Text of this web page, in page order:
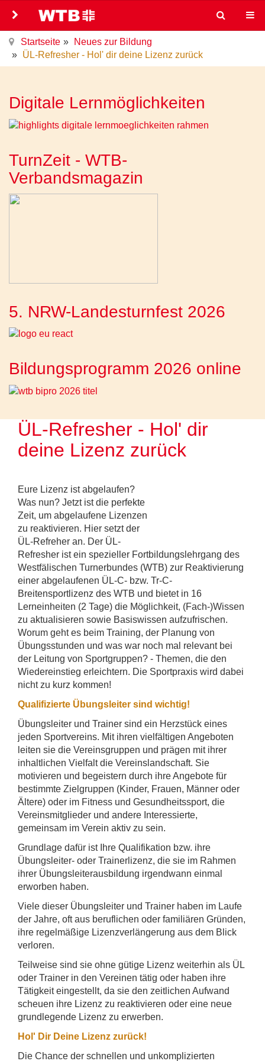
Startseite
Neues zur Bildung
ÜL-Refresher - Hol' dir deine Lizenz zurück
Digitale Lernmöglichkeiten
TurnZeit - WTB-
Verbandsmagazin
5. NRW-Landesturnfest 2026
Bildungsprogramm 2026 online
ÜL-Refresher - Hol' dir
deine Lizenz zurück
Eure Lizenz ist abgelaufen?
Was nun? Jetzt ist die perfekte
Zeit, um abgelaufene Lizenzen
zu reaktivieren. Hier setzt der
ÜL-Refreher an. Der ÜL-
Refresher ist ein spezieller Fortbildungslehrgang des
Westfälischen Turnerbundes (WTB) zur Reaktivierung
einer abgelaufenen ÜL-C- bzw. Tr-C-
Breitensportlizenz des WTB und bietet in 16
Lerneinheiten (2 Tage) die Möglichkeit, (Fach-)Wissen
zu aktualisieren sowie Basiswissen aufzufrischen.
Worum geht es beim Training, der Planung von
Übungsstunden und was war noch mal relevant bei
der Leitung von Sportgruppen? - Themen, die den
Wiedereinstieg erleichtern. Die Sportpraxis wird dabei
nicht zu kurz kommen!
Qualifizierte Übungsleiter sind wichtig!
Übungsleiter und Trainer sind ein Herzstück eines
jeden Sportvereins. Mit ihren vielfältigen Angeboten
leiten sie die Vereinsgruppen und prägen mit ihrer
inhaltlichen Vielfalt die Vereinslandschaft. Sie
motivieren und begeistern durch ihre Angebote für
bestimmte Zielgruppen (Kinder, Frauen, Männer oder
Ältere) oder im Fitness und Gesundheitssport, die
Vereinsmitglieder und andere Interessierte,
gemeinsam im Verein aktiv zu sein.
Grundlage dafür ist Ihre Qualifikation bzw. ihre
Übungsleiter- oder Trainerlizenz, die sie im Rahmen
ihrer Übungsleiterausbildung irgendwann einmal
erworben haben.
Viele dieser Übungsleiter und Trainer haben im Laufe
der Jahre, oft aus beruflichen oder familiären Gründen,
ihre regelmäßige Lizenzverlängerung aus dem Blick
verloren.
Teilweise sind sie ohne gütige Lizenz weiterhin als ÜL
oder Trainer in den Vereinen tätig oder haben ihre
Tätigkeit eingestellt, da sie den zeitlichen Aufwand
scheuen ihre Lizenz zu reaktivieren oder eine neue
grundlegende Lizenz zu erwerben.
Hol' Dir Deine Lizenz zurück!
Die Chance der schnellen und unkomplizierten